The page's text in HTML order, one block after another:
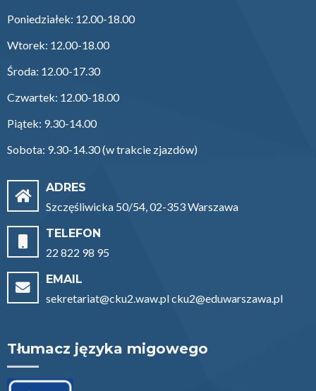
Poniedziałek: 12.00-18.00
Wtorek: 12.00-18.00
Środa: 12.00-17.30
Czwartek: 12.00-18.00
Piątek: 9.30-14.00
Sobota: 9.30-14.30 (w trakcie zjazdów)
ADRES
Szczęśliwicka 50/54, 02-353 Warszawa
TELEFON
22 822 98 95
EMAIL
sekretariat@cku2.waw.pl cku2@eduwarszawa.pl
Tłumacz języka migowego